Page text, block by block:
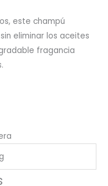
este champú
eliminar los aceites
fragancia